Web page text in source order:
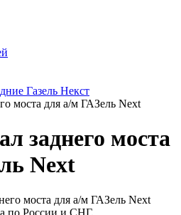
Газель Некст
моста для а/м ГАЗель Next
заднего моста
Next
моста для а/м ГАЗель Next
по России и СНГ.